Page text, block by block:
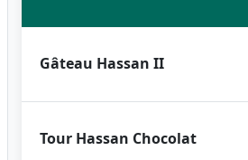
Gâteau Hassan II
Tour Hassan Chocolat